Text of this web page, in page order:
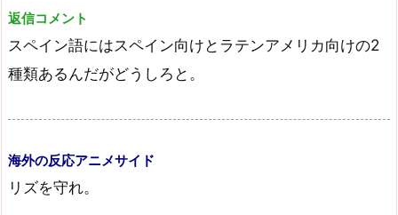
返信コメント
スペイン語にはスペイン向けとラテンアメリカ向けの2
種類あるんだがどうしろと。
海外の反応アニメサイド
リズを守れ。